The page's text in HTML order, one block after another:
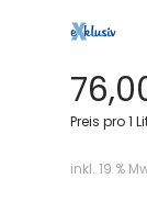
Preis pro 1
inkl. 19 %